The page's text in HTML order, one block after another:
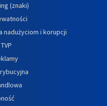
(znaki)
nadużyciom i korupcji